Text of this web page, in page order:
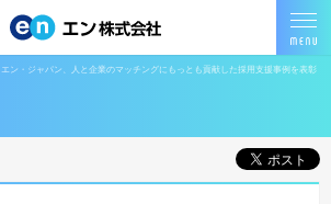
エン・ジャパン、人と企業のマッチングにもっとも貢献した採用支援事例を表彰